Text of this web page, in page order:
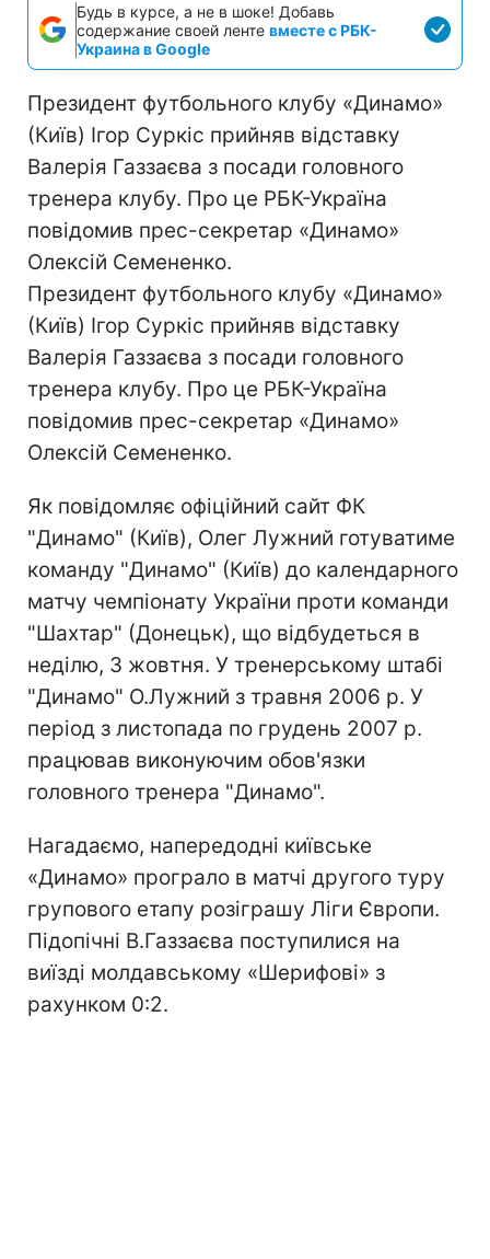
Будь в курсе, а не в шоке! Добавь
содержание своей ленте вместе с РБК-
Украина в Google
Президент футбольного клубу «Динамо»
(Київ) Ігор Суркіс прийняв відставку
Валерія Газзаєва з посади головного
тренера клубу. Про це РБК-Україна
повідомив прес-секретар «Динамо»
Олексій Семененко.
Президент футбольного клубу «Динамо»
(Київ) Ігор Суркіс прийняв відставку
Валерія Газзаєва з посади головного
тренера клубу. Про це РБК-Україна
повідомив прес-секретар «Динамо»
Олексій Семененко.
Як повідомляє офіційний сайт ФК
"Динамо" (Київ), Олег Лужний готуватиме
команду "Динамо" (Київ) до календарного
матчу чемпіонату України проти команди
"Шахтар" (Донецьк), що відбудеться в
неділю, 3 жовтня. У тренерському штабі
"Динамо" О.Лужний з травня 2006 р. У
період з листопада по грудень 2007 р.
працював виконуючим обов'язки
головного тренера "Динамо".
Нагадаємо, напередодні київське
«Динамо» програло в матчі другого туру
групового етапу розіграшу Ліги Європи.
Підопічні В.Газзаєва поступилися на
виїзді молдавському «Шерифові» з
рахунком 0:2.